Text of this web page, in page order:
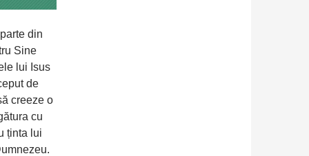
din
Sine
lui Isus
de
creeze o
cu
ținta lui